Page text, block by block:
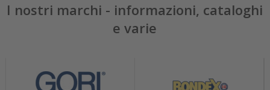
I nostri marchi - informazioni, cataloghi
e varie